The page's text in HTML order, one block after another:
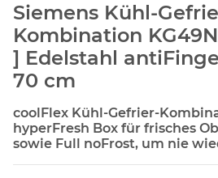
Siemens Kühl-
Kombination
] Edelstahl
70 cm
coolFlex Kühl-Gefrier-
hyperFresh Box für frisches
sowie Full noFrost, um nie